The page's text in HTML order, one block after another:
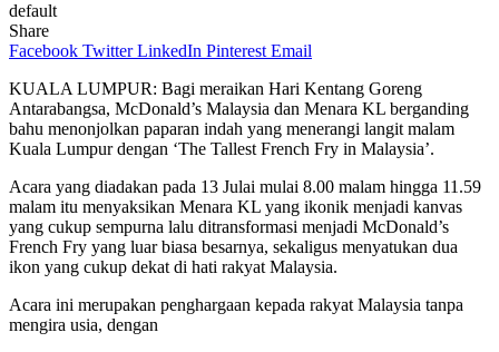
default
Share
Facebook Twitter LinkedIn Pinterest Email
KUALA LUMPUR: Bagi meraikan Hari Kentang Goreng
Antarabangsa, McDonald’s Malaysia dan Menara KL berganding
bahu menonjolkan paparan indah yang menerangi langit malam
Kuala Lumpur dengan ‘The Tallest French Fry in Malaysia’.
Acara yang diadakan pada 13 Julai mulai 8.00 malam hingga 11.59
malam itu menyaksikan Menara KL yang ikonik menjadi kanvas
yang cukup sempurna lalu ditransformasi menjadi McDonald’s
French Fry yang luar biasa besarnya, sekaligus menyatukan dua
ikon yang cukup dekat di hati rakyat Malaysia.
Acara ini merupakan penghargaan kepada rakyat Malaysia tanpa
mengira usia, dengan